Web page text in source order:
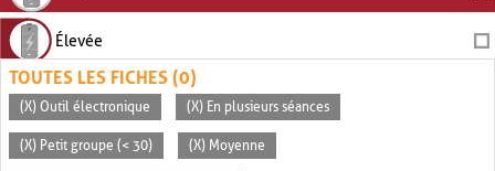
Élevée
TOUTES LES FICHES (0)
(X) Outil électronique (X) En plusieurs séances
(X) Petit groupe (< 30) (X) Moyenne